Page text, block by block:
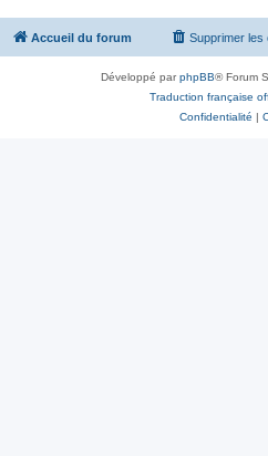
Accueil du forum Supprimer les
Développé parphpBB® Forum
Traduction française
Confidentialité |